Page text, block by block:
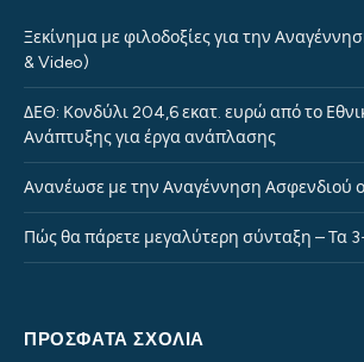
Ξεκίνημα με φιλοδοξίες για την
& Video)
ΔΕΘ: Κονδύλι 204,6 εκατ. ευρώ από το
Ανάπτυξης για έργα ανάπλασης
Ανανέωσε με την Αναγέννηση Ασφενδιού
Πώς θα πάρετε μεγαλύτερη σύνταξη – Τα
ΠΡΌΣΦΑΤΑ ΣΧΌΛΙΑ